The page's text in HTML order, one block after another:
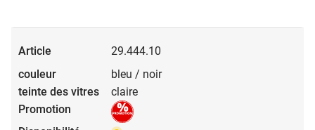
29.444.10
bleu / noir
claire